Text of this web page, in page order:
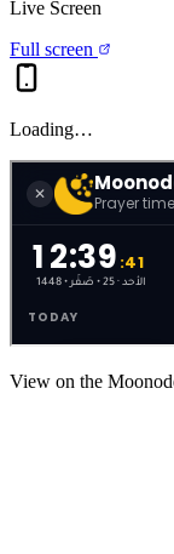
Live Screen
Full screen
Loading…
View on the